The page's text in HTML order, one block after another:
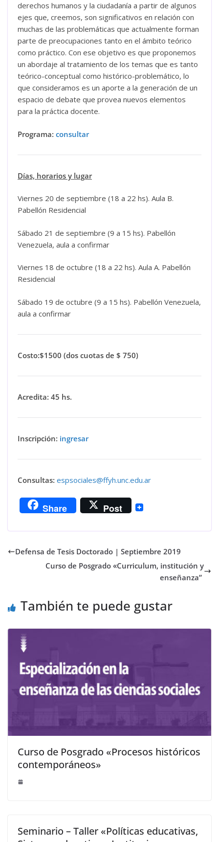
derechos humanos y la ciudadanía a partir de algunos
ejes que, creemos, son significativos en relación con
muchas de las problemáticas que actualmente forman
parte de preocupaciones tanto en el ámbito teórico
como práctico. Con ese objetivo es que proponemos
un abordaje al tratamiento de los temas que es tanto
teórico-conceptual como histórico-problemático, lo
que consideramos es un aporte a la generación de un
espacio de debate que provea nuevos elementos
para la práctica docente.
Programa: consultar
Días, horarios y lugar
Viernes 20 de septiembre (18 a 22 hs). Aula B.
Pabellón Residencial
Sábado 21 de septiembre (9 a 15 hs). Pabellón
Venezuela, aula a confirmar
Viernes 18 de octubre (18 a 22 hs). Aula A. Pabellón
Residencial
Sábado 19 de octubre (9 a 15 hs). Pabellón Venezuela,
aula a confirmar
Costo:$1500 (dos cuotas de $ 750)
Acredita: 45 hs.
Inscripción: ingresar
Consultas: espsociales@ffyh.unc.edu.ar
Share Post
Defensa de Tesis Doctorado | Septiembre 2019
Curso de Posgrado «Curriculum, institución y
enseñanza”
También te puede gustar
Curso de Posgrado «Procesos históricos
contemporáneos»
Seminario – Taller «Políticas educativas,